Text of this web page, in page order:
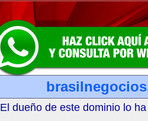
El dueño de este dominio lo